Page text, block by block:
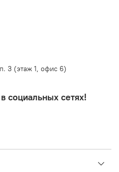
3 (этаж 1, офис 6)
социальных сетях!